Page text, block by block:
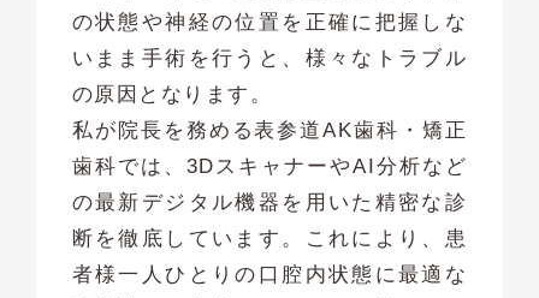
の状態や神経の位置を正確に把握しな
いまま手術を行うと、様々なトラブル
の原因となります。
私が院長を務める表参道AK歯科・矯正
歯科では、3DスキャナーやAI分析など
の最新デジタル機器を用いた精密な診
断を徹底しています。これにより、患
者様一人ひとりの口腔内状態に最適な